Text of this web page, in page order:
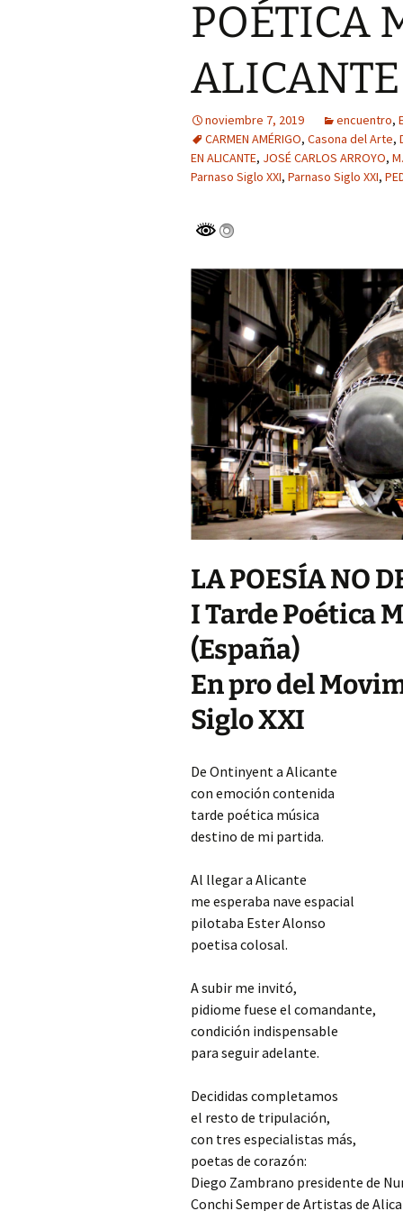
PARNASO
FRANCISCO
ANGULO,
LA
PARNASO
IRENE
MARTÍNEZ,
LA
PARNASO
VICTORIA
CONDE,
GENERACIÓN
PARNASO
MARGARITA
SOTO –
DE LA
23 PARNASO
MÍRIAM
ARGENTINA
DE LA
23 PARNASO
MARÚ C.
GENERACIÓN
PARNASO
FÉLIX
POÉTICA
noviembre 7, 2019 encuentro,
CARMEN AMÉRIGO, Casona del Arte,
EN ALICANTE, JOSÉ CARLOS ARROYO,
Parnaso Siglo XXI, Parnaso Siglo XXI,
LA POESÍA NO
I Tarde Poética
(España)
En pro del
Siglo XXI
De Ontinyent a Alicante
con emoción contenida
tarde poética música
destino de mi partida.
Al llegar a Alicante
me esperaba nave espacial
pilotaba Ester Alonso
poetisa colosal.
A subir me invitó,
pidiome fuese el comandante,
condición indispensable
para seguir adelante.
Decididas completamos
el resto de tripulación,
con tres especialistas más,
poetas de corazón:
Diego Zambrano presidente de
Conchi Semper de Artistas de